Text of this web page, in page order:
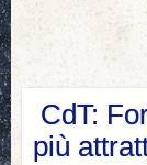
CdT:
più